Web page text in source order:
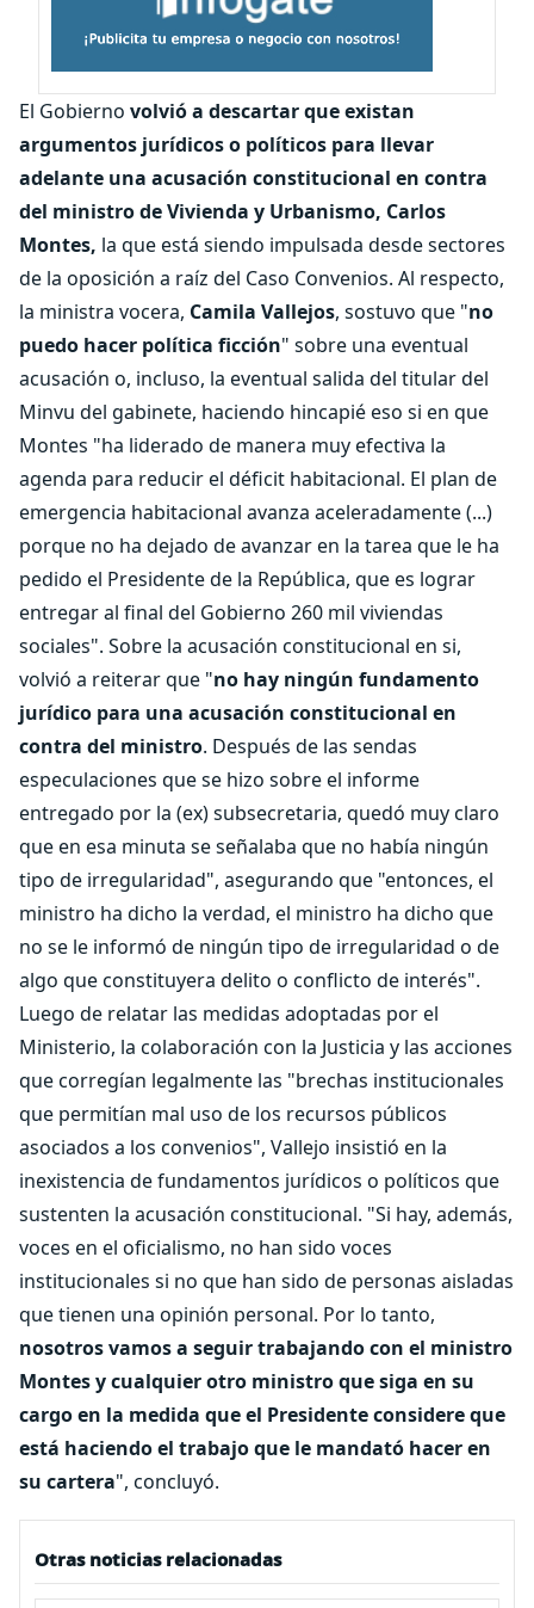
El Gobierno volvió a descartar que existan
argumentos jurídicos o políticos para llevar
adelante una acusación constitucional en contra
del ministro de Vivienda y Urbanismo, Carlos
Montes, la que está siendo impulsada desde sectores
de la oposición a raíz del Caso Convenios. Al respecto,
la ministra vocera, Camila Vallejos, sostuvo que "no
puedo hacer política ficción" sobre una eventual
acusación o, incluso, la eventual salida del titular del
Minvu del gabinete, haciendo hincapié eso si en que
Montes "ha liderado de manera muy efectiva la
agenda para reducir el déficit habitacional. El plan de
emergencia habitacional avanza aceleradamente (...)
porque no ha dejado de avanzar en la tarea que le ha
pedido el Presidente de la República, que es lograr
entregar al final del Gobierno 260 mil viviendas
sociales". Sobre la acusación constitucional en si,
volvió a reiterar que "no hay ningún fundamento
jurídico para una acusación constitucional en
contra del ministro. Después de las sendas
especulaciones que se hizo sobre el informe
entregado por la (ex) subsecretaria, quedó muy claro
que en esa minuta se señalaba que no había ningún
tipo de irregularidad", asegurando que "entonces, el
ministro ha dicho la verdad, el ministro ha dicho que
no se le informó de ningún tipo de irregularidad o de
algo que constituyera delito o conflicto de interés".
Luego de relatar las medidas adoptadas por el
Ministerio, la colaboración con la Justicia y las acciones
que corregían legalmente las "brechas institucionales
que permitían mal uso de los recursos públicos
asociados a los convenios", Vallejo insistió en la
inexistencia de fundamentos jurídicos o políticos que
sustenten la acusación constitucional. "Si hay, además,
voces en el oficialismo, no han sido voces
institucionales si no que han sido de personas aisladas
que tienen una opinión personal. Por lo tanto,
nosotros vamos a seguir trabajando con el ministro
Montes y cualquier otro ministro que siga en su
cargo en la medida que el Presidente considere que
está haciendo el trabajo que le mandató hacer en
su cartera", concluyó.
Otras noticias relacionadas